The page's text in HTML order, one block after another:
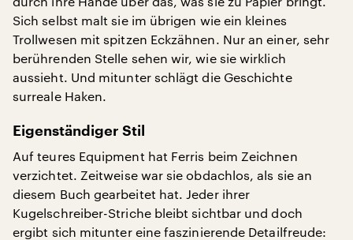
Sich selbst malt sie im übrigen wie ein kleines
Trollwesen mit spitzen Eckzähnen. Nur an einer, sehr
berührenden Stelle sehen wir, wie sie wirklich
aussieht. Und mitunter schlägt die Geschichte
surreale Haken.
Eigenständiger Stil
Auf teures Equipment hat Ferris beim Zeichnen
verzichtet. Zeitweise war sie obdachlos, als sie an
diesem Buch gearbeitet hat. Jeder ihrer
Kugelschreiber-Striche bleibt sichtbar und doch
ergibt sich mitunter eine faszinierende Detailfreude: